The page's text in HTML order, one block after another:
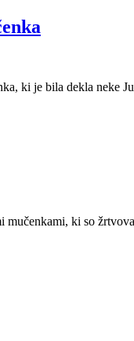
ki je bila dekla neke
ki so